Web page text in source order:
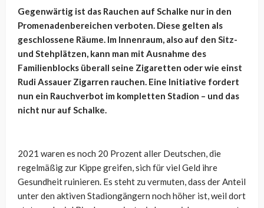
Gegenwärtig ist das Rauchen auf Schalke nur in den
Promenadenbereichen verboten. Diese gelten als
geschlossene Räume. Im Innenraum, also auf den Sitz-
und Stehplätzen, kann man mit Ausnahme des
Familienblocks überall seine Zigaretten oder wie einst
Rudi Assauer Zigarren rauchen. Eine Initiative fordert
nun ein Rauchverbot im kompletten Stadion – und das
nicht nur auf Schalke.
2021 waren es noch 20 Prozent aller Deutschen, die
regelmäßig zur Kippe greifen, sich für viel Geld ihre
Gesundheit ruinieren. Es steht zu vermuten, dass der Anteil
unter den aktiven Stadiongängern noch höher ist, weil dort